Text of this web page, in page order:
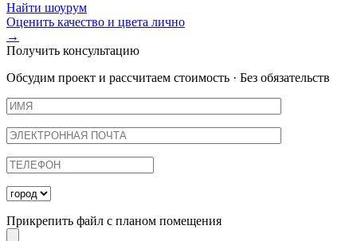
Найти шоурум
Оценить качество и цвета лично
→
Получить консультацию
Обсудим проект и рассчитаем стоимость · Без обязательств
Прикрепить файл с планом помещения